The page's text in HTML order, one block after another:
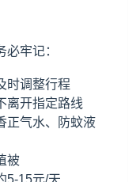
牢记：
时调整行程
离开指定路线
正气水、防蚊液
被
5-15元/天